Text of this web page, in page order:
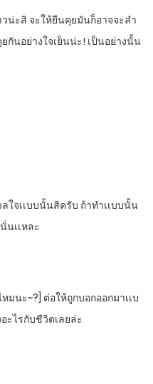
น่ะสิ​ จะให้ยืนคุยมันก็อาจจะลํา
กันอย่างใจเย็นน่ะ!​ เป็นอย่างนั้น
จเเบบนั้น​สิครับ​ ถ้าทําเเบบนั้น
นเเหละ
มนะ~?]​ ต่อให้ถูกบอกออกมาเเบ
ไรกับชีวิตเลยล่ะ​